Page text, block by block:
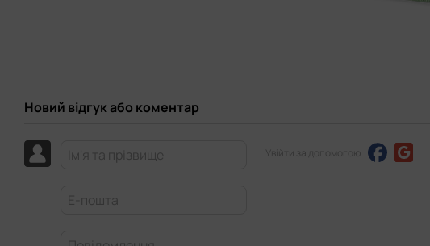
Новий відгук або коментар
Увійти за допомогою